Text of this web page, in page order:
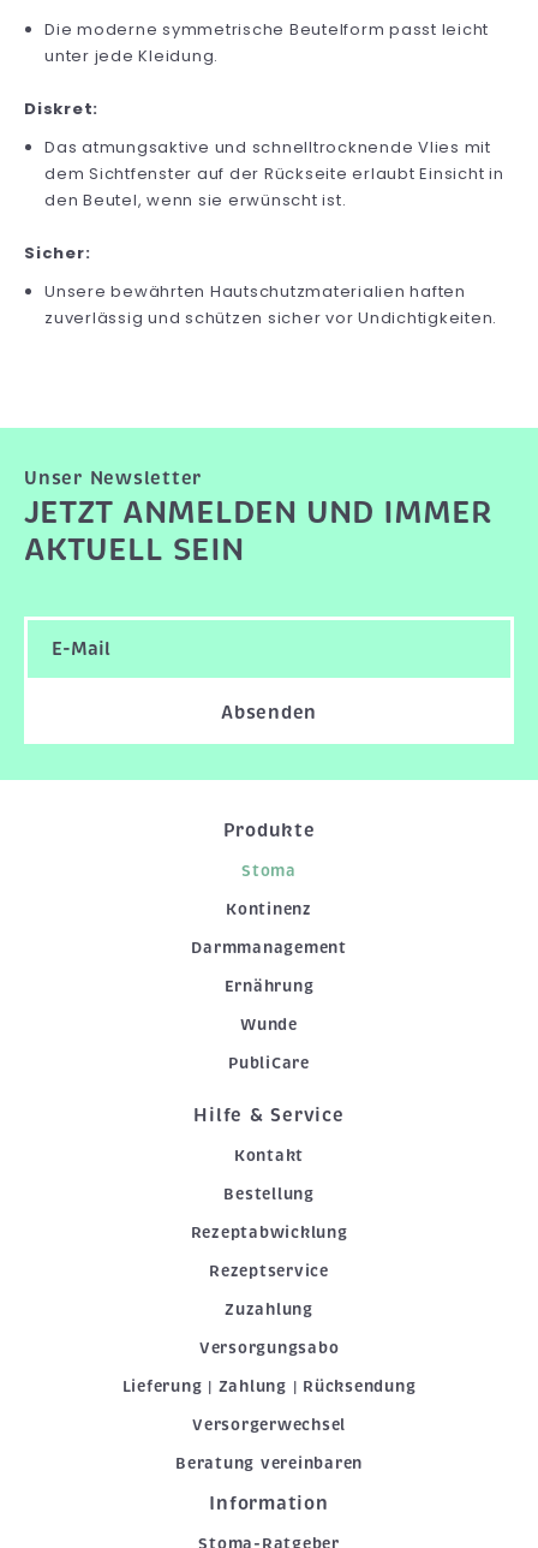
Die moderne symmetrische Beutelform passt leicht
unter jede Kleidung.
Diskret:
Das atmungsaktive und schnelltrocknende Vlies mit
dem Sichtfenster auf der Rückseite erlaubt Einsicht in
den Beutel, wenn sie erwünscht ist.
Sicher:
Unsere bewährten Hautschutzmaterialien haften
zuverlässig und schützen sicher vor Undichtigkeiten.
Unser Newsletter
JETZT ANMELDEN UND IMMER
AKTUELL SEIN
Absenden
Produkte
Stoma
Kontinenz
Darmmanagement
Ernährung
Wunde
PubliCare
Hilfe & Service
Kontakt
Bestellung
Rezeptabwicklung
Rezeptservice
Zuzahlung
Versorgungsabo
Lieferung | Zahlung | Rücksendung
Versorgerwechsel
Beratung vereinbaren
Information
Stoma-Ratgeber